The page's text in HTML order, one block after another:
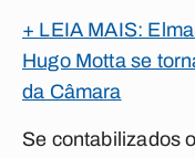
+ LEIA MAIS:
Hugo Motta se
da Câmara
Se contabilizados